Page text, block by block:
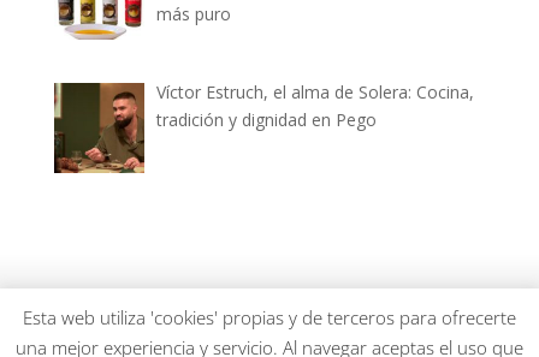
más puro
Víctor Estruch, el alma de Solera: Cocina,
tradición y dignidad en Pego
dianiagastronomica.com © 2026
Esta web utiliza 'cookies' propias y de terceros para ofrecerte
una mejor experiencia y servicio. Al navegar aceptas el uso que